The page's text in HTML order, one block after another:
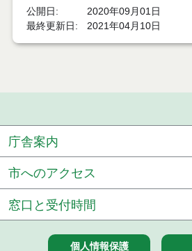
公開日
2020年09月01日
最終更新日
2021年04月10日
庁舎案内
市へのアクセス
窓口と受付時間
個人情報保護